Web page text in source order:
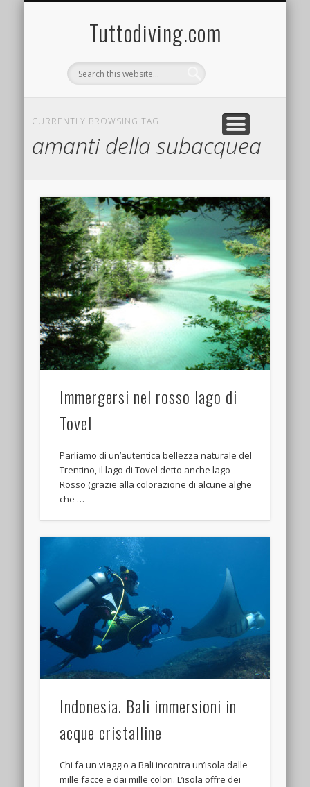
Tuttodiving.com
CURRENTLY BROWSING TAG
amanti della subacquea
Immergersi nel rosso lago di
Tovel
Parliamo di un’autentica bellezza naturale del
Trentino, il lago di Tovel detto anche lago
Rosso (grazie alla colorazione di alcune alghe
che …
Indonesia. Bali immersioni in
acque cristalline
Chi fa un viaggio a Bali incontra un’isola dalle
mille facce e dai mille colori. L’isola offre dei